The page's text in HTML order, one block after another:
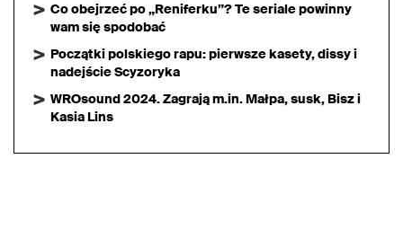
Co obejrzeć po „Reniferku”? Te seriale powinny
wam się spodobać
Początki polskiego rapu: pierwsze kasety, dissy i
nadejście Scyzoryka
WROsound 2024. Zagrają m.in. Małpa, susk, Bisz i
Kasia Lins